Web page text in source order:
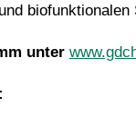
unter